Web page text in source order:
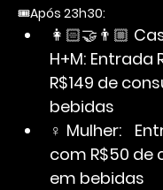
🎟️Após 23h30:
👩🏻‍🤝‍👨🏼
H+M: Entrada
R$149 de
bebidas
♀ Mulher:
com R$50 de
em bebidas